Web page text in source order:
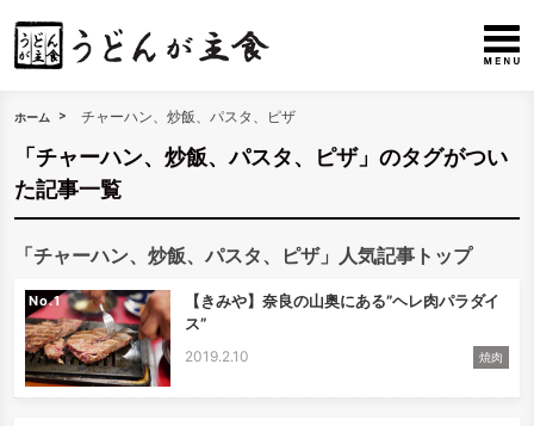
ホーム チャーハン、炒飯、パスタ、ピザ
「チャーハン、炒飯、パスタ、ピザ」のタグがつい
た記事一覧
「チャーハン、炒飯、パスタ、ピザ」人気記事トップ
No.
【きみや】奈良の山奥にある”ヘレ肉パラダイ
ス”
2019.2.10 焼肉